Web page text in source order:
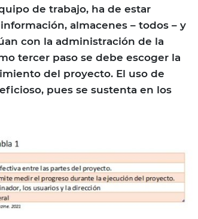
de trabajo, ha de estar
almacenes – todos – y
con la administración de la
tercer paso se debe escoger la
del proyecto. El uso de
pues se sustenta en los